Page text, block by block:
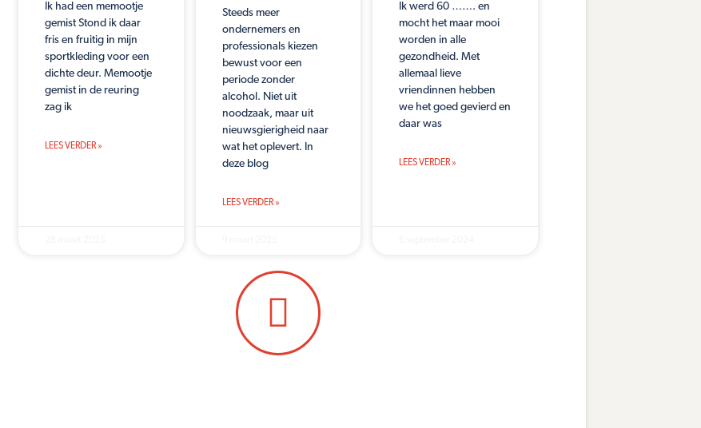
Ik had een memootje
gemist Stond ik daar
fris en fruitig in mijn
sportkleding voor een
dichte deur. Memootje
gemist in de reuring
zag ik
LEES VERDER »
Steeds meer
ondernemers en
professionals kiezen
bewust voor een
periode zonder
alcohol. Niet uit
noodzaak, maar uit
nieuwsgierigheid naar
wat het oplevert. In
deze blog
LEES VERDER »
Ik werd 60 ……. en
mocht het maar mooi
worden in alle
gezondheid. Met
allemaal lieve
vriendinnen hebben
we het goed gevierd en
daar was
LEES VERDER »